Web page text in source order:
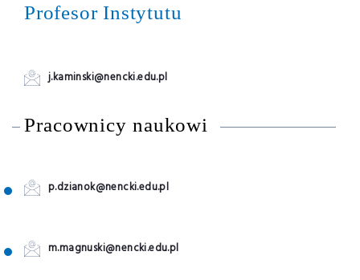
Profesor Instytutu
j.kaminski@nencki.edu.pl
Pracownicy naukowi
p.dzianok@nencki.edu.pl
m.magnuski@nencki.edu.pl